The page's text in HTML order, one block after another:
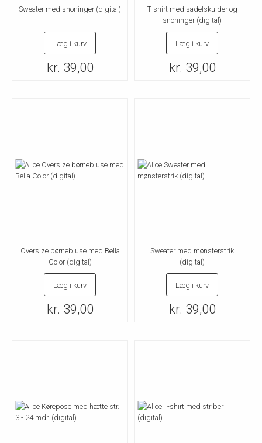
Sweater med snoninger (digital)
Læg i kurv
kr. 39,00
T-shirt med sadelskulder og
snoninger (digital)
Læg i kurv
kr. 39,00
Oversize børnebluse med Bella
Color (digital)
Læg i kurv
kr. 39,00
Sweater med mønsterstrik
(digital)
Læg i kurv
kr. 39,00